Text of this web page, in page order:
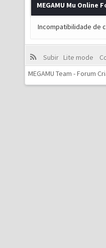
MEGAMU Mu Online
Incompatibilidade de
Subir Lite mode
MEGAMU Team - Forum